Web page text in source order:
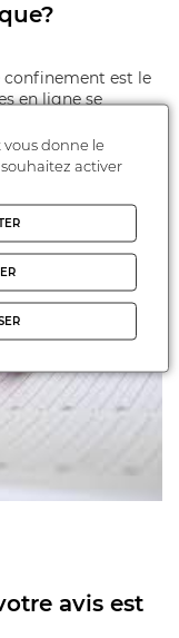
confinement est le
en ligne se
avis est
vous donne le
activer